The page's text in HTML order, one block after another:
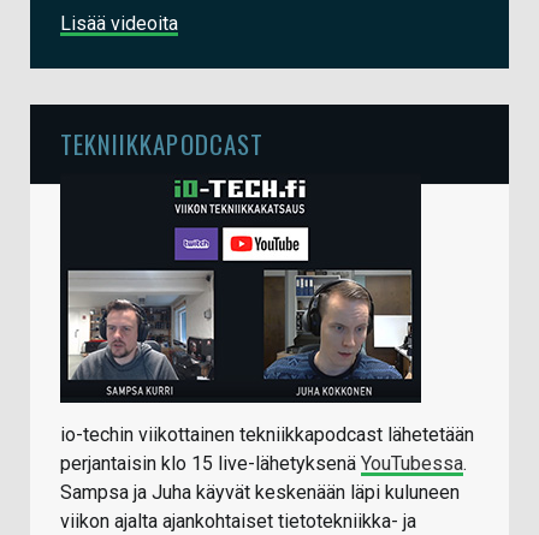
Lisää videoita
TEKNIIKKAPODCAST
io-techin viikottainen tekniikkapodcast lähetetään
perjantaisin klo 15 live-lähetyksenä YouTubessa.
Sampsa ja Juha käyvät keskenään läpi kuluneen
viikon ajalta ajankohtaiset tietotekniikka- ja